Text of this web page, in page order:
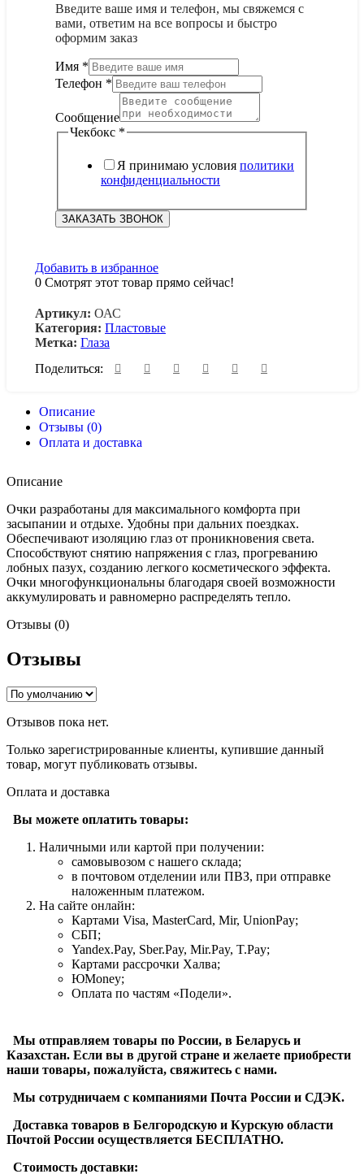
Введите ваше имя и телефон, мы свяжемся с
вами, ответим на все вопросы и быстро
оформим заказ
Имя
Чекбокс
Сообщение
Имя *
Телефон *
Сообщение
Чекбокс *
Я принимаю условия политики
конфиденциальности
ЗАКАЗАТЬ ЗВОНОК
Добавить в избранное
0 Смотрят этот товар прямо сейчас!
Артикул: ОАС
Категория: Пластовые
Метка: Глаза
Поделиться:
Описание
Отзывы (0)
Оплата и доставка
Описание
Очки разработаны для максимального комфорта при
засыпании и отдыхе. Удобны при дальних поездках.
Обеспечивают изоляцию глаз от проникновения света.
Способствуют снятию напряжения с глаз, прогреванию
лобных пазух, созданию легкого косметического эффекта.
Очки многофункциональны благодаря своей возможности
аккумулировать и равномерно распределять тепло.
Отзывы (0)
Отзывы
Отзывов пока нет.
Только зарегистрированные клиенты, купившие данный
товар, могут публиковать отзывы.
Оплата и доставка
Вы можете оплатить товары:
Наличными или картой при получении:
самовывозом с нашего склада;
в почтовом отделении или ПВЗ, при отправке
наложенным платежом.
На сайте онлайн:
Картами Visa, MasterCard, Mir, UnionPay;
СБП;
Yandex.Pay, Sber.Pay, Mir.Pay, T.Pay;
Картами рассрочки Халва;
ЮMoney;
Оплата по частям «Подели».
Мы отправляем товары по России, в Беларусь и
Казахстан. Если вы в другой стране и желаете приобрести
наши товары, пожалуйста, свяжитесь с нами.
Мы сотрудничаем с компаниями Почта России и СДЭК.
Доставка товаров в Белгородскую и Курскую области
Почтой России осуществляется БЕСПЛАТНО.
Стоимость доставки: